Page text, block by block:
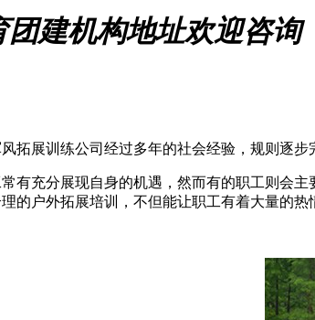
建机构地址欢迎咨询
拓展训练公司经过多年的社会经验，规则逐
有充分展现自身的机遇，然而有的职工则会
的户外拓展培训，不但能让职工有着大量的